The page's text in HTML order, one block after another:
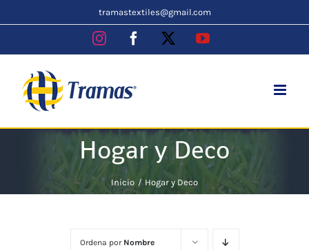
to
tramastextiles@gmail.com
InstagramFacebook YouTube
Hogar y Deco
Inicio Hogar y Deco
Ordena por Nombre